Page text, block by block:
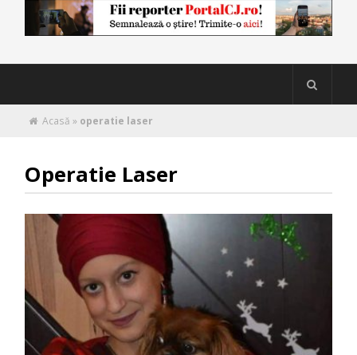
Acasă » operatie laser
Operatie Laser